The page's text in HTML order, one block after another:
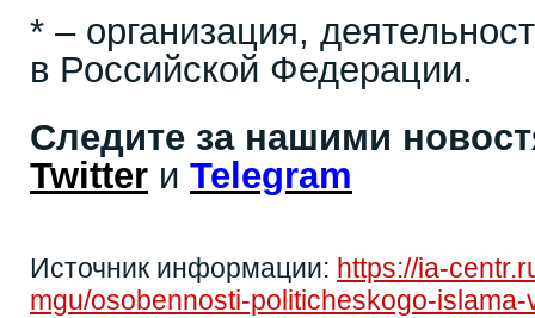
* – организация,
в Российской Федерации.
Следите за нашими
Twitter и Telegram
Источник информации: https://ia-
mgu/osobennosti-politicheskogo-